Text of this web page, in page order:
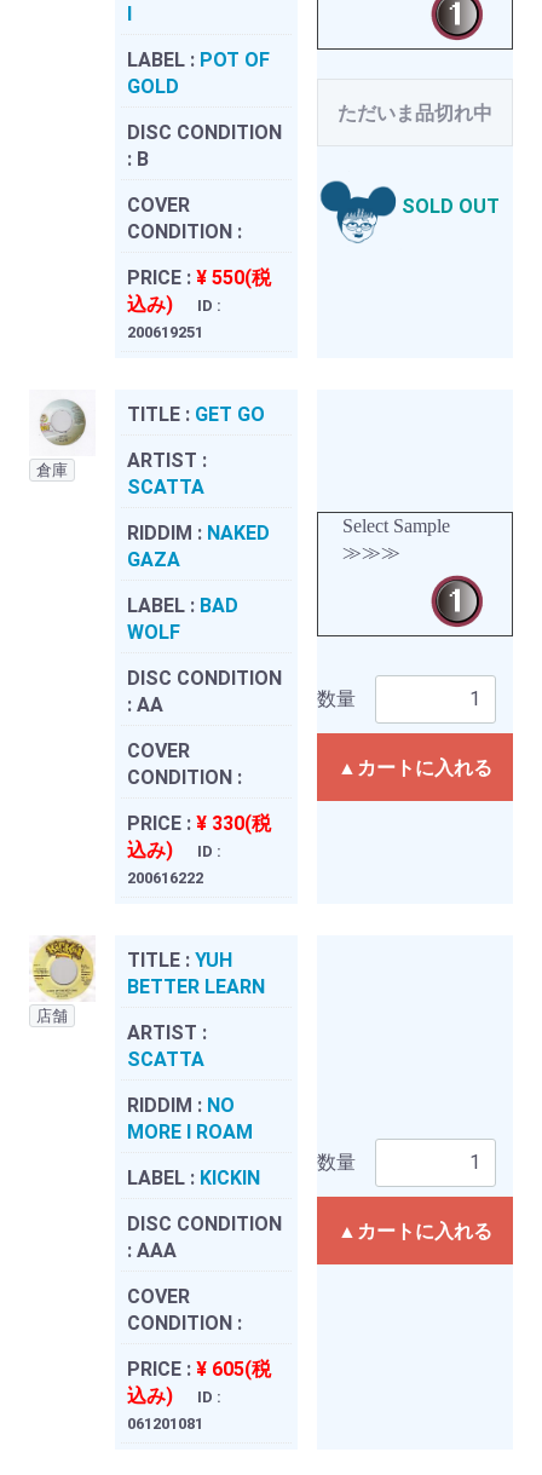
I
LABEL : POT OF
GOLD
DISC CONDITION
: B
COVER
CONDITION :
PRICE : ¥ 550(税
込み)
ID :
200619251
ただいま品切れ中
SOLD OUT
倉庫
TITLE : GET GO
ARTIST :
SCATTA
RIDDIM : NAKED
GAZA
LABEL : BAD
WOLF
DISC CONDITION
: AA
COVER
CONDITION :
PRICE : ¥ 330(税
込み)
ID :
200616222
Select Sample
≫≫≫
数量
▲カートに入れる
店舗
TITLE : YUH
BETTER LEARN
ARTIST :
SCATTA
RIDDIM : NO
MORE I ROAM
LABEL : KICKIN
DISC CONDITION
: AAA
COVER
CONDITION :
PRICE : ¥ 605(税
込み)
ID :
061201081
数量
▲カートに入れる